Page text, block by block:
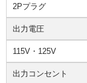
2Pプラグ
出力電圧
115V・125V
出力コンセント